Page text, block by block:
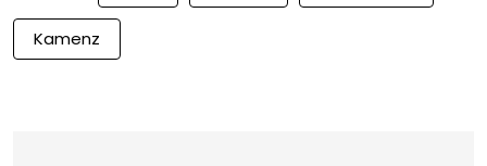
Kamenz